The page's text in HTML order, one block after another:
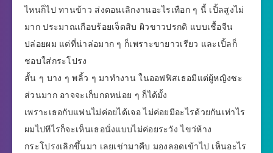
ไหนก็ไป ทานข้าว ส่งตอนเลิกงานอะไรเทือก ๆ นี้ เปิ้ลสูงไม่
มาก ประมาณเกือบร้อยเจ็ดสิบ ผิวขาวปรกติ แบบเชื้อจีน
ปล่อยผม แต่ที่น่าล่อมาก ๆ ก็เพราะขายาวเรียว และเปิ้ลก็
ชอบใส่กระโปรง
สั้น ๆ บาง ๆ พลิ้ว ๆ มาทำงาน ในออฟฟิสเธอมีแต่ผู้หญิงซะ
ส่วนมาก อาจจะเก็บกดหน่อย ๆ ก็ได้มั้ง
เพราะเธอกับแฟนไม่ค่อยได้เจอ ไม่ค่อยมีอะไรด้วยกันเท่าไร
ผมไปทีไรก็จะเห็นเธอนั่งแบบไม่ค่อยระวัง ไขว่ห้าง
กระโปรงเลิกขึ้นมา เลยเข่ามาคืบ มองลอดเข้าไป เห็นอะไร